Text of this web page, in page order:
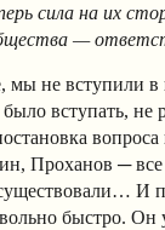
сила на их
—
мы не вступили в
вступать, не
Проханов ─
И
быстро. Он